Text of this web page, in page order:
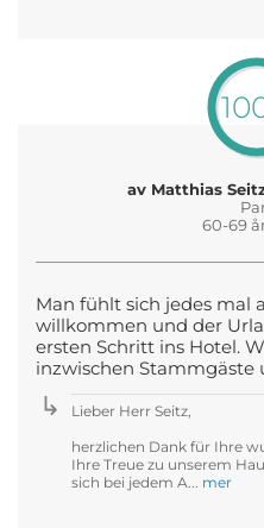
av Matthias
60-69
Man fühlt sich jedes mal
willkommen und der
ersten Schritt ins Hotel.
inzwischen Stammgäste
Lieber Herr Seitz,
herzlichen Dank für Ihre
Ihre Treue zu unserem
sich bei jedem A... mer